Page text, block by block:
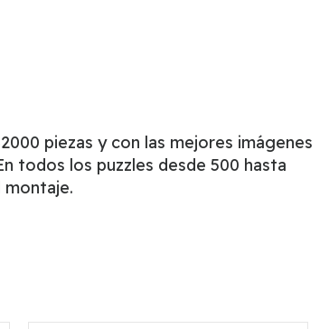
piezas y con las mejores imágenes
todos los puzzles desde 500 hasta
montaje.